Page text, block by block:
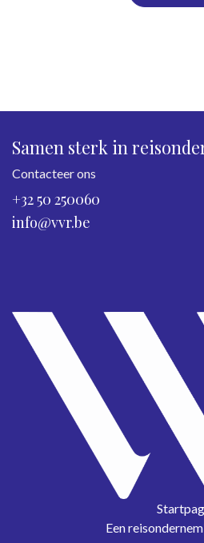
Samen sterk in
Contacteer ons
+32 50 250060
info@vvr.be
Een